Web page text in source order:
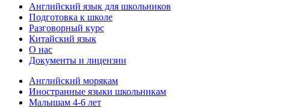
Английский язык для школьников
Подготовка к школе
Разговорный курс
Китайский язык
О нас
Документы и лицензии
Английский морякам
Иностранные языки школьникам
Малышам 4-6 лет